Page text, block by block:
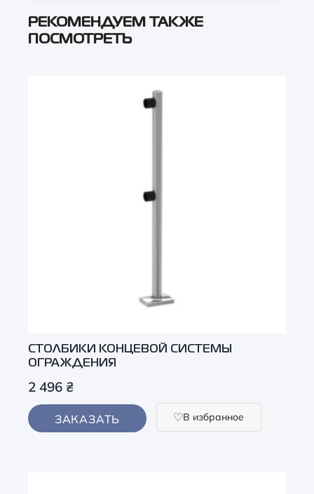
РЕКОМЕНДУЕМ ТАКЖЕ
ПОСМОТРЕТЬ
СТОЛБИКИ КОНЦЕВОЙ СИСТЕМЫ
ОГРАЖДЕНИЯ
2 496 ₴
ЗАКАЗАТЬ В избранное